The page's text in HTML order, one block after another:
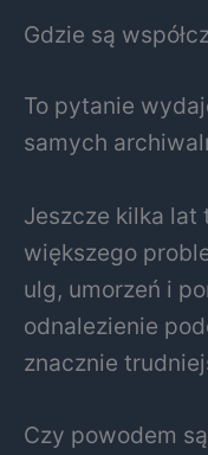
Gdzie są
To pytanie
samych
Jeszcze kilka lat
większego
ulg, umorzeń i
odnalezienie
znacznie
Czy powodem